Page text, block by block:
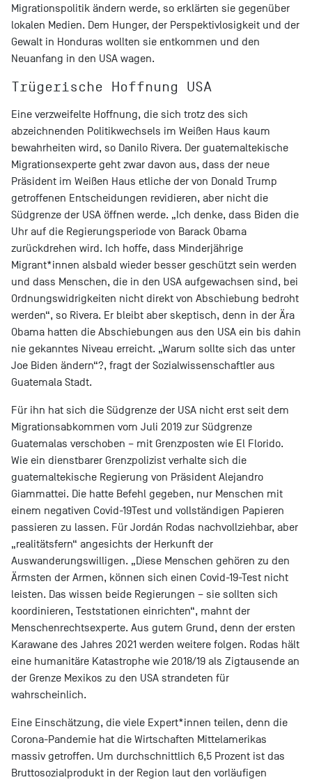
Migrationspolitik ändern werde, so erklärten sie gegenüber
lokalen Medien. Dem Hunger, der Perspektivlosigkeit und der
Gewalt in Honduras wollten sie entkommen und den
Neuanfang in den USA wagen.
Trügerische Hoffnung USA
Eine verzweifelte Hoffnung, die sich trotz des sich
abzeichnenden Politikwechsels im Weißen Haus kaum
bewahrheiten wird, so Danilo Rivera. Der guatemaltekische
Migrationsexperte geht zwar davon aus, dass der neue
Präsident im Weißen Haus etliche der von Donald Trump
getroffenen Entscheidungen revidieren, aber nicht die
Südgrenze der USA öffnen werde. „Ich denke, dass Biden die
Uhr auf die Regierungsperiode von Barack Obama
zurückdrehen wird. Ich hoffe, dass Minderjährige
Migrant*innen alsbald wieder besser geschützt sein werden
und dass Menschen, die in den USA aufgewachsen sind, bei
Ordnungswidrigkeiten nicht direkt von Abschiebung bedroht
werden“, so Rivera. Er bleibt aber skeptisch, denn in der Ära
Obama hatten die Abschiebungen aus den USA ein bis dahin
nie gekanntes Niveau erreicht. „Warum sollte sich das unter
Joe Biden ändern“?, fragt der Sozialwissenschaftler aus
Guatemala Stadt.
Für ihn hat sich die Südgrenze der USA nicht erst seit dem
Migrationsabkommen vom Juli 2019 zur Südgrenze
Guatemalas verschoben – mit Grenzposten wie El Florido.
Wie ein dienstbarer Grenzpolizist verhalte sich die
guatemaltekische Regierung von Präsident Alejandro
Giammattei. Die hatte Befehl gegeben, nur Menschen mit
einem negativen Covid-19Test und vollständigen Papieren
passieren zu lassen. Für Jordán Rodas nachvollziehbar, aber
„realitätsfern“ angesichts der Herkunft der
Auswanderungswilligen. „Diese Menschen gehören zu den
Ärmsten der Armen, können sich einen Covid-19-Test nicht
leisten. Das wissen beide Regierungen – sie sollten sich
koordinieren, Teststationen einrichten“, mahnt der
Menschenrechtsexperte. Aus gutem Grund, denn der ersten
Karawane des Jahres 2021 werden weitere folgen. Rodas hält
eine humanitäre Katastrophe wie 2018/19 als Zigtausende an
der Grenze Mexikos zu den USA strandeten für
wahrscheinlich.
Eine Einschätzung, die viele Expert*innen teilen, denn die
Corona-Pandemie hat die Wirtschaften Mittelamerikas
massiv getroffen. Um durchschnittlich 6,5 Prozent ist das
Bruttosozialprodukt in der Region laut den vorläufigen